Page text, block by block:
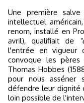
Une première
intellectuel
renom, installé en
avril), qualifiait de
l'entrée en vigueur
convoque les
Thomas Hobbes
pour nous asséner
défendre leur dignité
loin possible de